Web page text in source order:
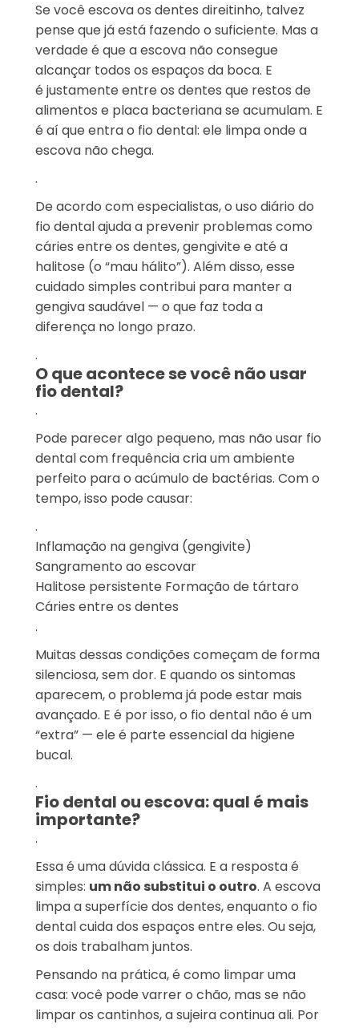
Se você escova os dentes direitinho, talvez
pense que já está fazendo o suficiente. Mas a
verdade é que a escova não consegue
alcançar todos os espaços da boca. E
é justamente entre os dentes que restos de
alimentos e placa bacteriana se acumulam. E
é aí que entra o fio dental: ele limpa onde a
escova não chega.
.
De acordo com especialistas, o uso diário do
fio dental ajuda a prevenir problemas como
cáries entre os dentes, gengivite e até a
halitose (o “mau hálito”). Além disso, esse
cuidado simples contribui para manter a
gengiva saudável — o que faz toda a
diferença no longo prazo.
.
O que acontece se você não usar
fio dental?
.
Pode parecer algo pequeno, mas não usar fio
dental com frequência cria um ambiente
perfeito para o acúmulo de bactérias. Com o
tempo, isso pode causar:
.
Inflamação na gengiva (gengivite)
Sangramento ao escovar
Halitose persistente Formação de tártaro
Cáries entre os dentes
.
Muitas dessas condições começam de forma
silenciosa, sem dor. E quando os sintomas
aparecem, o problema já pode estar mais
avançado. E é por isso, o fio dental não é um
“extra” — ele é parte essencial da higiene
bucal.
.
Fio dental ou escova: qual é mais
importante?
.
Essa é uma dúvida clássica. E a resposta é
simples: um não substitui o outro. A escova
limpa a superfície dos dentes, enquanto o fio
dental cuida dos espaços entre eles. Ou seja,
os dois trabalham juntos.
Pensando na prática, é como limpar uma
casa: você pode varrer o chão, mas se não
limpar os cantinhos, a sujeira continua ali. Por